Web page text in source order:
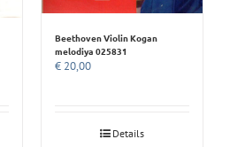
Beethoven Violin Kogan
melodiya 025831
€ 20,00
Details